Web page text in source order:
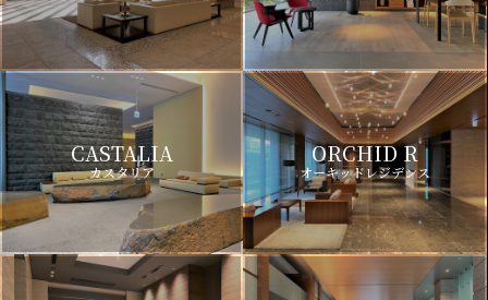
CASTALIA
カスタリア
ORCHID R
オーキッドレジデンス